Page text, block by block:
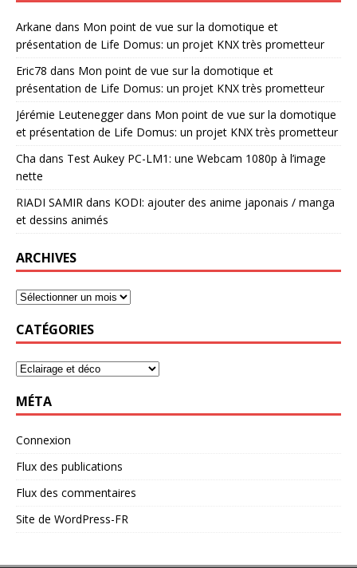
Arkane dans Mon point de vue sur la domotique et
présentation de Life Domus: un projet KNX très prometteur
Eric78 dans Mon point de vue sur la domotique et
présentation de Life Domus: un projet KNX très prometteur
Jérémie Leuteneggerdans Mon point de vue sur la domotique
et présentation de Life Domus: un projet KNX très prometteur
Cha dans Test Aukey PC-LM1: une Webcam 1080p à l’image
nette
RIADI SAMIR dans KODI: ajouter des anime japonais / manga
et dessins animés
ARCHIVES
CATÉGORIES
MÉTA
Connexion
Flux des publications
Flux des commentaires
Site de WordPress-FR